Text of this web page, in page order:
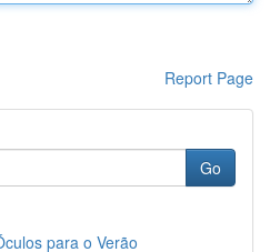
Report Page
Go
para o Verão